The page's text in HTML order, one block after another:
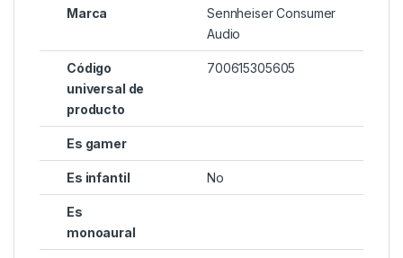
Marca
Sennheiser Consumer
Audio
Código
universal de
producto
700615305605
Es gamer
Es infantil No
Es
monoaural